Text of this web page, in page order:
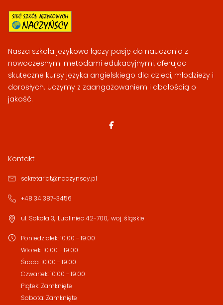
Nasza szkoła językowa łączy pasję do nauczania z
nowoczesnymi metodami edukacyjnymi, oferując
skuteczne kursy języka angielskiego dla dzieci, młodzieży i
dorosłych. Uczymy z zaangażowaniem i dbałością o
jakość.
Kontakt
sekretariat@naczynscy.pl
+48 34 387-3456
ul. Sokoła 3, Lubliniec 42-700, woj. śląskie
Poniedziałek:10:00 - 19:00
Wtorek:10:00 - 19:00
Środa:10:00 - 19:00
Czwartek:10:00 - 19:00
Piątek: Zamknięte
Sobota: Zamknięte